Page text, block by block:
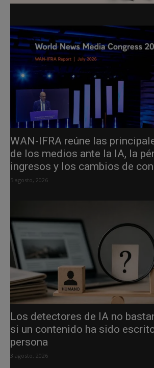
WAN-IFRA reúne las
de los medios ante la IA, la
ingresos y los cambios de
5 agosto, 2026
Los detectores de IA no
si un contenido ha sido
persona
3 agosto, 2026